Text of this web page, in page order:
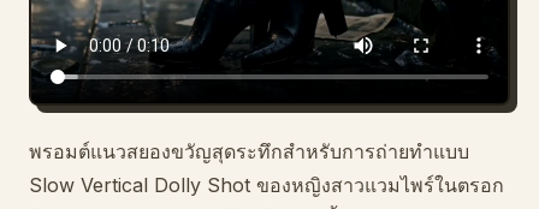
ดาวน์โหลด
บล็อก
พรอมต์แนวสยองขวัญสุดระทึกสำหรับการถ่ายทำแบบ
Slow Vertical Dolly Shot ของหญิงสาวแวมไพร์ในตรอก